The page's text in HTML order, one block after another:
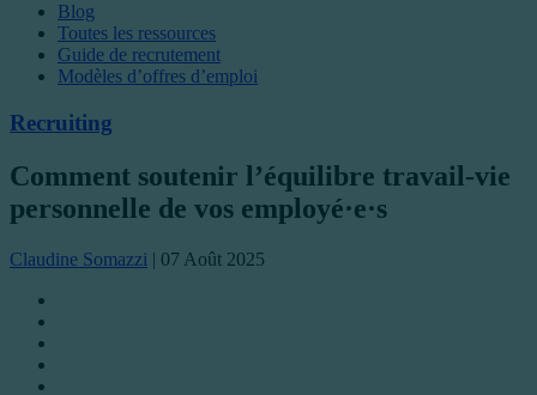
Blog
Toutes les ressources
Guide de recrutement
Modèles d’offres d’emploi
Recruiting
Comment soutenir l’équilibre travail-vie
personnelle de vos employé·e·s
Claudine Somazzi | 07 Août 2025